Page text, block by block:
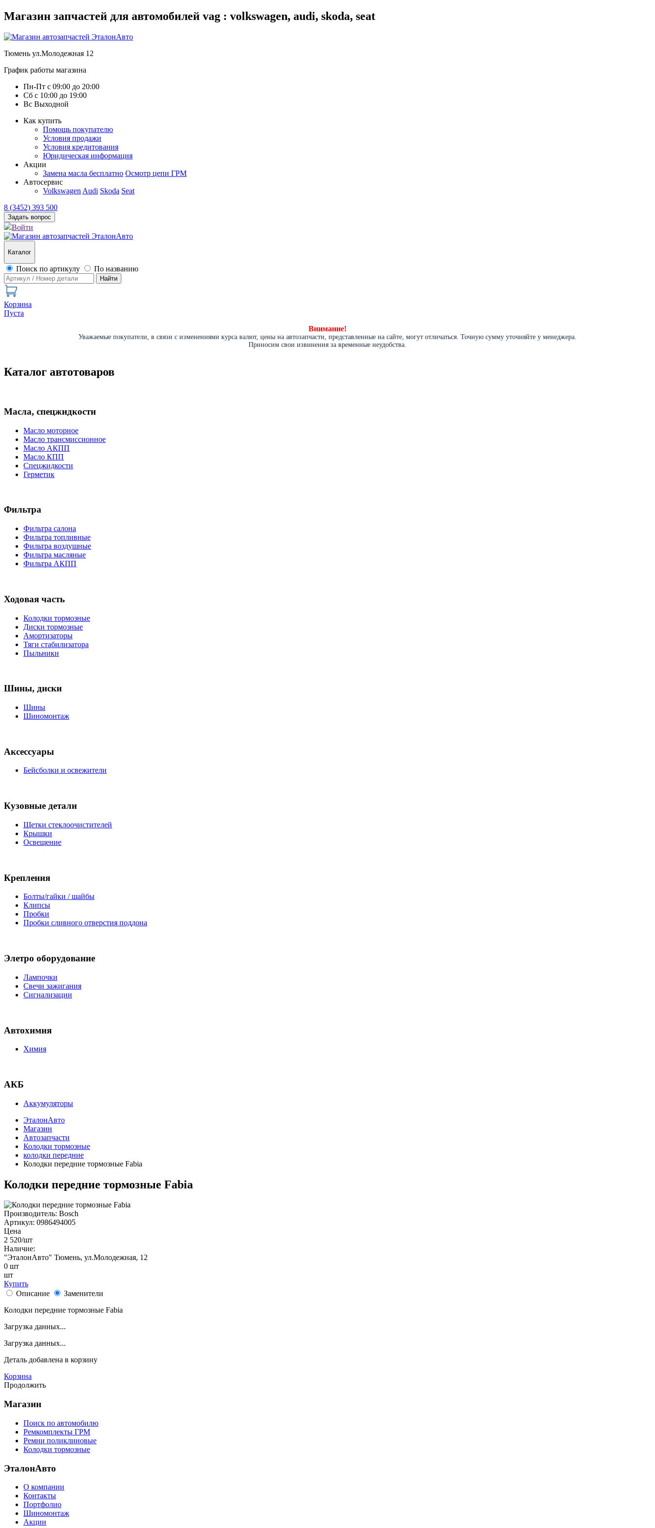
Магазин запчастей для автомобилей vag : volkswagen, audi, skoda, seat
Тюмень ул.Молодежная 12
График работы магазина
Пн-Пт с 09:00 до 20:00
Сб с 10:00 до 19:00
Вс Выходной
Как купить
Помощь покупателю
Условия продажи
Условия кредитования
Юридическая информация
Акции
Замена масла бесплатно Осмотр цепи ГРМ
Автосервис
Volkswagen Audi Skoda Seat
8 (3452) 393 500
Задать вопрос
Войти
Каталог
Поиск по артикулу По названию
Найти
Корзина
Пуста
Внимание!
Уважаемые покупатели, в связи с изменениями курса валют, цены на автозапчасти, представленные на сайте, могут отличаться. Точную сумму уточняйте у менеджера.
Приносим свои извинения за временные неудобства.
Каталог автотоваров
Масла, спецжидкости
Масло моторное
Масло трансмиссионное
Масло АКПП
Масло КПП
Спецжидкости
Герметик
Фильтра
Фильтра салона
Фильтра топливные
Фильтра воздушные
Фильтра масляные
Фильтра АКПП
Ходовая часть
Колодки тормозные
Диски тормозные
Амортизаторы
Тяги стабилизатора
Пыльники
Шины, диски
Шины
Шиномонтаж
Аксессуары
Бейсболки и освежители
Кузовные детали
Щетки стеклоочистителей
Крышки
Освещение
Крепления
Болты/гайки / шайбы
Клипсы
Пробки
Пробки сливного отверстия поддона
Элетро оборудование
Лампочки
Свечи зажигания
Сигнализации
Автохимия
Химия
АКБ
Аккумуляторы
ЭталонАвто
Магазин
Автозапчасти
Колодки тормозные
колодки передние
Колодки передние тормозные Fabia
Колодки передние тормозные Fabia
Производитель: Bosch
Артикул: 0986494005
Цена
2 520/шт
Наличие:
"ЭталонАвто" Тюмень, ул.Молодежная, 12
0 шт
шт
Купить
Описание
Заменители
Колодки передние тормозные Fabia
Загрузка данных...
Загрузка данных...
Деталь добавлена в корзину
Корзина
Продолжить
Магазин
Поиск по автомобилю
Ремкомплекты ГРМ
Ремни поликлиновые
Колодки тормозные
ЭталонАвто
О компании
Контакты
Портфолио
Шиномонтаж
Акции